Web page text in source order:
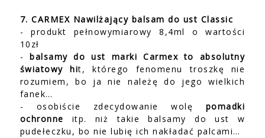
7. CARMEX Nawilżający balsam do ust Classic
- produkt pełnowymiarowy 8,4ml o wartości
10zł
- balsamy do ust marki Carmex to absolutny
światowy hit, którego fenomenu troszkę nie
rozumiem, bo ja nie należę do jego wielkich
fanek…
- osobiście zdecydowanie wolę pomadki
ochronne itp. niż takie balsamy do ust w
pudełeczku, bo nie lubię ich nakładać palcami…